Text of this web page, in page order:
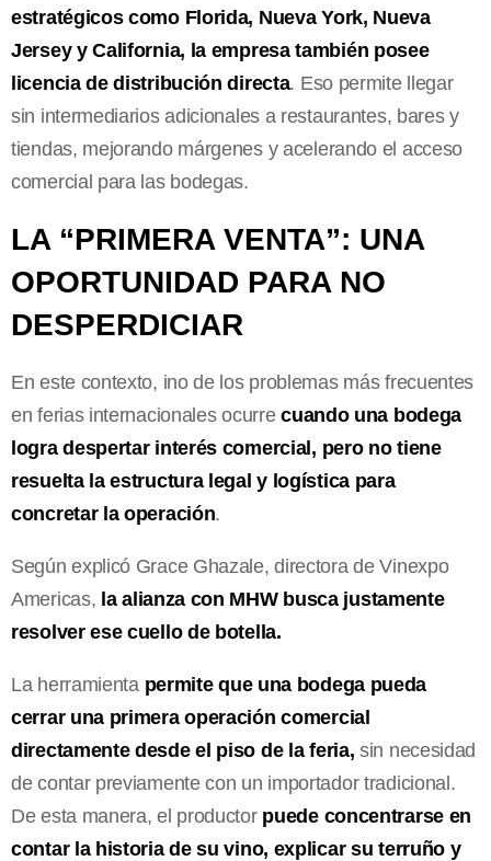
estratégicos como Florida, Nueva York, Nueva
Jersey y California, la empresa también posee
licencia de distribución directa. Eso permite llegar
sin intermediarios adicionales a restaurantes, bares y
tiendas, mejorando márgenes y acelerando el acceso
comercial para las bodegas.
LA “PRIMERA VENTA”: UNA
OPORTUNIDAD PARA NO
DESPERDICIAR
En este contexto, ino de los problemas más frecuentes
en ferias internacionales ocurrecuando una bodega
logra despertar interés comercial, pero no tiene
resuelta la estructura legal y logística para
concretar la operación.
Según explicó Grace Ghazale, directora de Vinexpo
Americas, la alianza con MHW busca justamente
resolver ese cuello de botella.
La herramienta permite que una bodega pueda
cerrar una primera operación comercial
directamente desde el piso de la feria, sin necesidad
de contar previamente con un importador tradicional.
De esta manera, el productorpuede concentrarse en
contar la historia de su vino, explicar su terruño y